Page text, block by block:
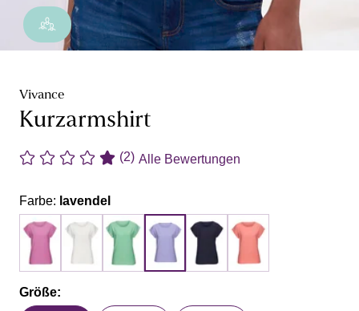
Vivance
Kurzarmshirt
(2) Alle Bewertungen
Farbe: lavendel
Größe: